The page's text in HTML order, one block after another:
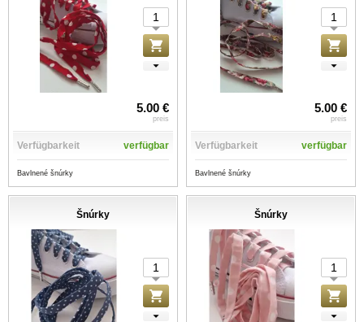
5.00 €
preis
Verfügbarkeit verfügbar
Bavlnené šnúrky
5.00 €
preis
Verfügbarkeit verfügbar
Bavlnené šnúrky
Šnúrky Šnúrky